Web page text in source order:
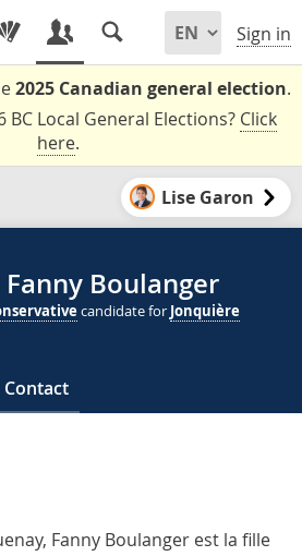
Sign in
2025 Canadian general election.
Local General Elections? Click
here.
Lise Garon
Fanny Boulanger
candidate for Jonquière
Contact
Fanny Boulanger est la fille